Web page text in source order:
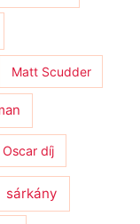
Matt Scudder
Oscar díj
sárkány